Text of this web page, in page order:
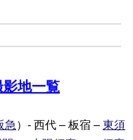
地一覧
急 ）- 西代 – 板宿 – 東須